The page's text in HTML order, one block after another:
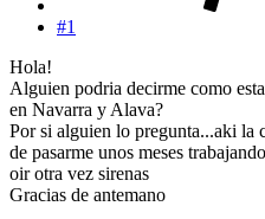
#1
Hola!
Alguien podria decirme como
en Navarra y Alava?
Por si alguien lo pregunta...aki la
de pasarme unos meses
oir otra vez sirenas
Gracias de antemano